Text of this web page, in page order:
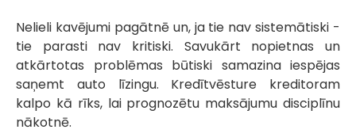
Nelieli kavējumi pagātnē un, ja tie nav sistemātiski -
tie parasti nav kritiski. Savukārt nopietnas un
atkārtotas problēmas būtiski samazina iespējas
saņemt auto līzingu. Kredītvēsture kreditoram
kalpo kā rīks, lai prognozētu maksājumu disciplīnu
nākotnē.